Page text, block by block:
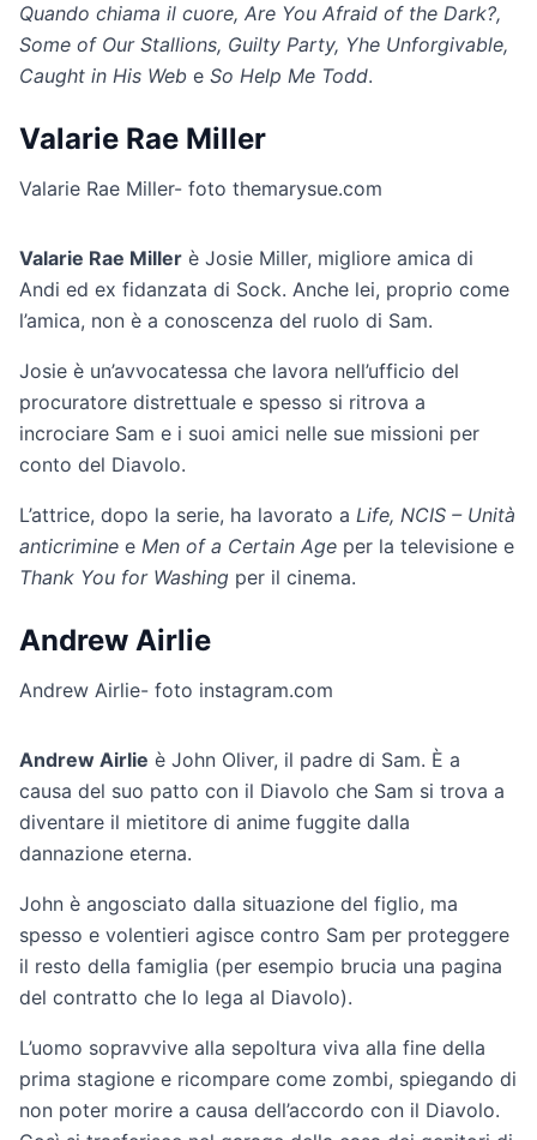
Quando chiama il cuore, Are You Afraid of the Dark?,
Some of Our Stallions, Guilty Party, Yhe Unforgivable,
Caught in His Web e So Help Me Todd.
Valarie Rae Miller
Valarie Rae Miller- foto themarysue.com
Valarie Rae Miller è Josie Miller, migliore amica di
Andi ed ex fidanzata di Sock. Anche lei, proprio come
l’amica, non è a conoscenza del ruolo di Sam.
Josie è un’avvocatessa che lavora nell’ufficio del
procuratore distrettuale e spesso si ritrova a
incrociare Sam e i suoi amici nelle sue missioni per
conto del Diavolo.
L’attrice, dopo la serie, ha lavorato a Life, NCIS – Unità
anticrimine e Men of a Certain Age per la televisione e
Thank You for Washing per il cinema.
Andrew Airlie
Andrew Airlie- foto instagram.com
Andrew Airlie è John Oliver, il padre di Sam. È a
causa del suo patto con il Diavolo che Sam si trova a
diventare il mietitore di anime fuggite dalla
dannazione eterna.
John è angosciato dalla situazione del figlio, ma
spesso e volentieri agisce contro Sam per proteggere
il resto della famiglia (per esempio brucia una pagina
del contratto che lo lega al Diavolo).
L’uomo sopravvive alla sepoltura viva alla fine della
prima stagione e ricompare come zombi, spiegando di
non poter morire a causa dell’accordo con il Diavolo.